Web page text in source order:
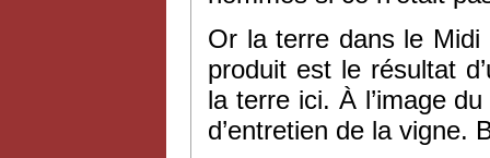
Or la terre dans le Midi
produit est le résultat
la terre ici. À l’image
d’entretien de la vigne.